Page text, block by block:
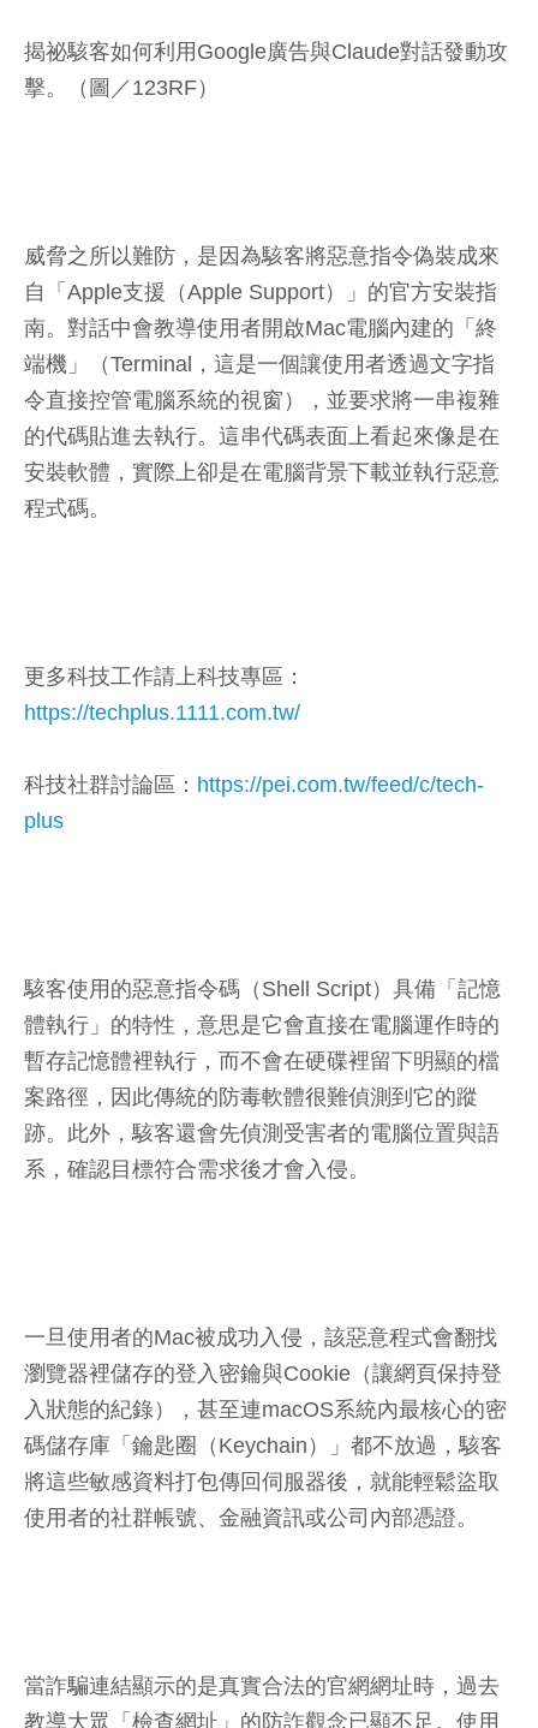
揭祕駭客如何利用Google廣告與Claude對話發動攻
擊。（圖／123RF）
威脅之所以難防，是因為駭客將惡意指令偽裝成來
自「Apple支援（Apple Support）」的官方安裝指
南。對話中會教導使用者開啟Mac電腦內建的「終
端機」（Terminal，這是一個讓使用者透過文字指
令直接控管電腦系統的視窗），並要求將一串複雜
的代碼貼進去執行。這串代碼表面上看起來像是在
安裝軟體，實際上卻是在電腦背景下載並執行惡意
程式碼。
更多科技工作請上科技專區：
https://techplus.1111.com.tw/
科技社群討論區： https://pei.com.tw/feed/c/tech-
plus
駭客使用的惡意指令碼（Shell Script）具備「記憶
體執行」的特性，意思是它會直接在電腦運作時的
暫存記憶體裡執行，而不會在硬碟裡留下明顯的檔
案路徑，因此傳統的防毒軟體很難偵測到它的蹤
跡。此外，駭客還會先偵測受害者的電腦位置與語
系，確認目標符合需求後才會入侵。
一旦使用者的Mac被成功入侵，該惡意程式會翻找
瀏覽器裡儲存的登入密鑰與Cookie（讓網頁保持登
入狀態的紀錄），甚至連macOS系統內最核心的密
碼儲存庫「鑰匙圈（Keychain）」都不放過，駭客
將這些敏感資料打包傳回伺服器後，就能輕鬆盜取
使用者的社群帳號、金融資訊或公司內部憑證。
當詐騙連結顯示的是真實合法的官網網址時，過去
教導大眾「檢查網址」的防詐觀念已顯不足。使用